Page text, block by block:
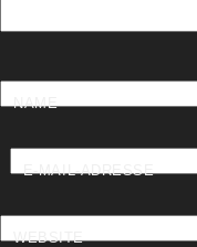
NAME
E-MAIL-ADRESSE
WEBSITE